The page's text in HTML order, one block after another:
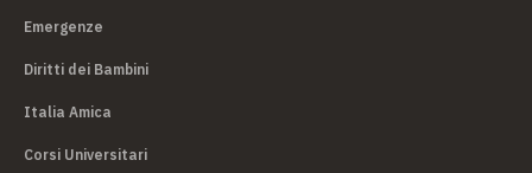
Emergenze
Diritti dei Bambini
Italia Amica
Corsi Universitari